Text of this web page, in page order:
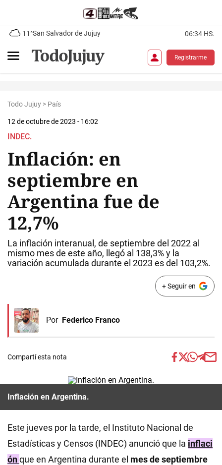
11°San Salvador de Jujuy 06:34 HS.
Registrarme
Todo Jujuy > País
12 de octubre de 2023 - 16:02
INDEC.
Inflación: en
septiembre en
Argentina fue de
12,7%
La inflación interanual, de septiembre del 2022 al
mismo mes de este año, llegó al 138,3% y la
variación acumulada durante el 2023 es del 103,2%.
+ Seguir en
Por Federico Franco
Compartí esta nota
Inflación en Argentina.
Este jueves por la tarde, el Instituto Nacional de
Estadísticas y Censos (INDEC) anunció que la inflaci
ónque en Argentina durante el mes de septiembre